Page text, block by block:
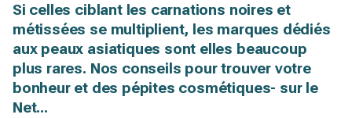
Si celles ciblant les carnations noires et
métissées se multiplient, les marques dédiés
aux peaux asiatiques sont elles beaucoup
plus rares. Nos conseils pour trouver votre
bonheur et des pépites cosmétiques- sur le
Net...